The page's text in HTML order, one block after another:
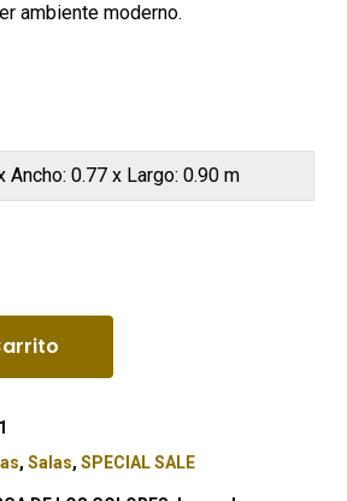
ambiente moderno.
Ancho: 0.77 x Largo: 0.90 m
, Salas, SPECIAL SALE